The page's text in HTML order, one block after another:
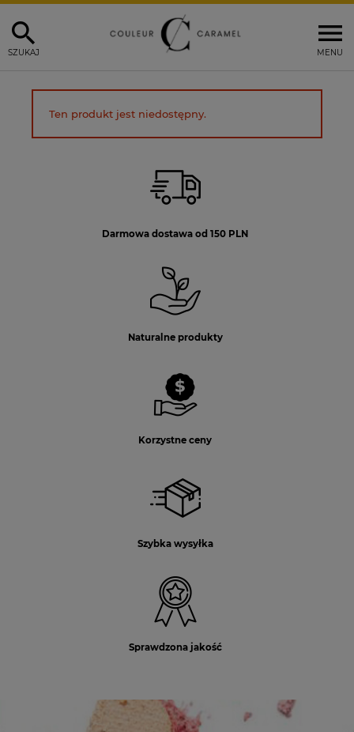
MENU
SZUKAJ
Ten produkt jest niedostępny.
Darmowa dostawa od 150 PLN
Naturalne produkty
Korzystne ceny
Szybka wysyłka
Sprawdzona jakość